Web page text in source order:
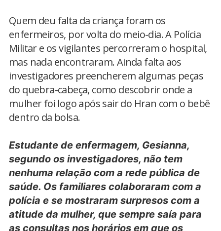
Quem deu falta da criança foram os
enfermeiros, por volta do meio-dia. A Polícia
Militar e os vigilantes percorreram o hospital,
mas nada encontraram. Ainda falta aos
investigadores preencherem algumas peças
do quebra-cabeça, como descobrir onde a
mulher foi logo após sair do Hran com o bebê
dentro da bolsa.
Estudante de enfermagem, Gesianna,
segundo os investigadores, não tem
nenhuma relação com a rede pública de
saúde. Os familiares colaboraram com a
polícia e se mostraram surpresos com a
atitude da mulher, que sempre saía para
as consultas nos horários em que os